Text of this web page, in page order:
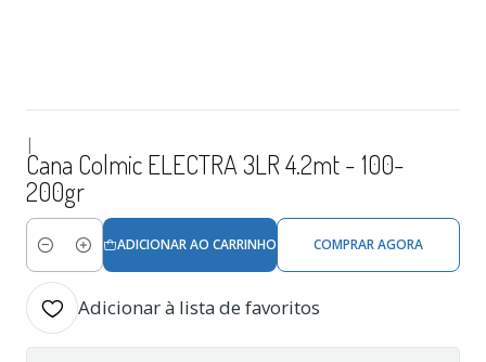
|
Cana Colmic ELECTRA 3LR 4.2mt - 100-
200gr
Quantidade
ADICIONAR AO CARRINHO COMPRAR AGORA
Adicionar à lista de favoritos